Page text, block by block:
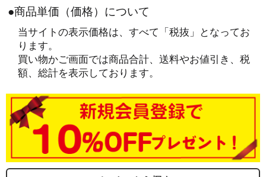
●商品単価（価格）について
当サイトの表示価格は、すべて「税抜」となってお
ります。
買い物かご画面では商品合計、送料やお値引き、税
額、総計を表示しております。